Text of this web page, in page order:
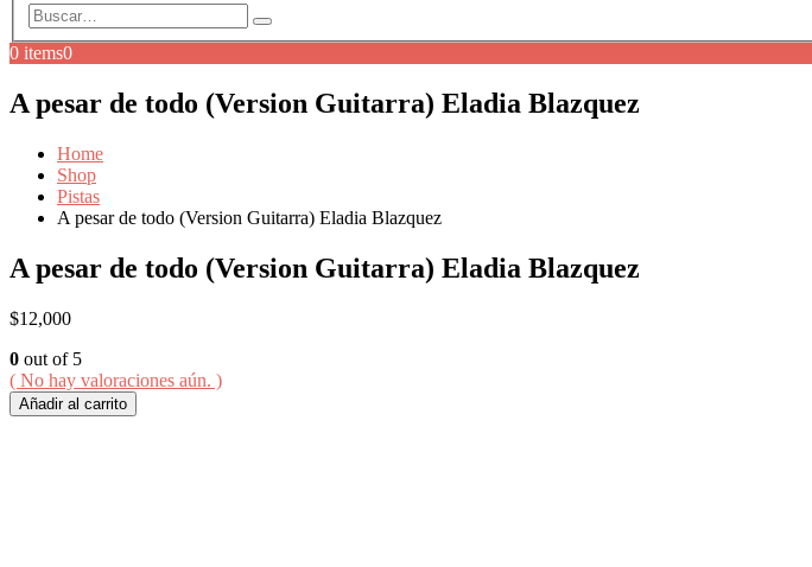
0 items0
A pesar de todo (Version Guitarra) Eladia Blazquez
Home
Shop
Pistas
A pesar de todo (Version Guitarra) Eladia Blazquez
A pesar de todo (Version Guitarra) Eladia Blazquez
$12,000
0 out of 5
( No hay valoraciones aún. )
Añadir al carrito